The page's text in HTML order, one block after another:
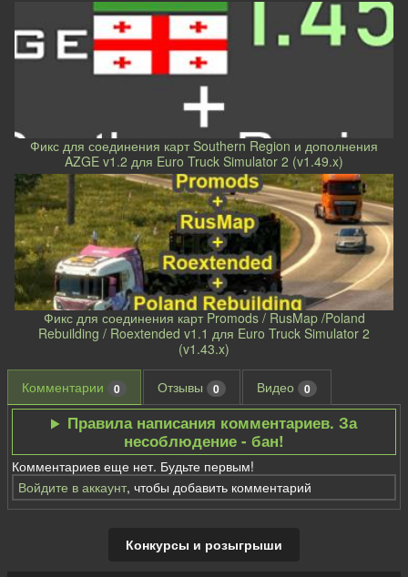
Фикс для соединения карт Southern Region и дополнения
AZGE v1.2 для Euro Truck Simulator 2 (v1.49.x)
Фикс для соединения карт Promods / RusMap /Poland
Rebuilding / Roextended v1.1 для Euro Truck Simulator 2
(v1.43.x)
Комментарии 0 Отзывы 0 Видео 0
Правила написания комментариев. За
несоблюдение - бан!
Комментариев еще нет. Будьте первым!
Войдите в аккаунт, чтобы добавить комментарий
Конкурсы и розыгрыши